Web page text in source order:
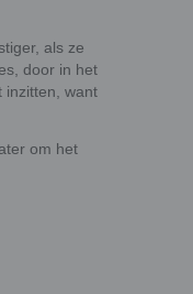
als ze
door in het
inzitten, want
om het